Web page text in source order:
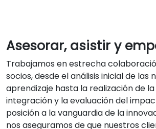
Asesorar, asistir y
Trabajamos en estrecha
socios, desde el análisis inicial de las
aprendizaje hasta la realización de
integración y la evaluación del
posición a la vanguardia de la
nos aseguramos de que nuestros